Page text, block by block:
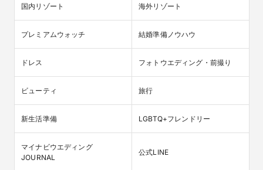
国内リゾート 海外リゾート
プレミアムウォッチ 結婚準備ノウハウ
ドレス フォトウエディング・前撮り
ビューティ 旅行
新生活準備 LGBTQ+フレンドリー
マイナビウエディング
JOURNAL
公式LINE